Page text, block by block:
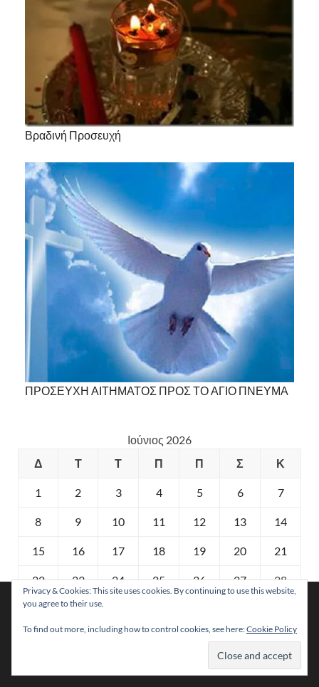
Βραδινή Προσευχή
ΠΡΟΣΕΥΧΗ ΑΙΤΗΜΑΤΟΣ ΠΡΟΣ ΤΟ ΑΓΙΟ ΠΝΕΥΜΑ
Ιούνιος 2026
Δ
Τ Τ Π Π Σ Κ
1 2 3 4 5 6 7
8 9 10 11 12 13 14
15 16 17 18 19 20 21
22 23 24 25 26 27 28
29 30
Χρησιμοποιούμε cookies για να σας προσφέρουμε τη
βέλτιστη εμπειρία πλοήγησης στον ιστότοπό μας.
Μπορείτε να μάθετε ποια cookies χρησιμοποιούμε ή να τα
απενεργοποιήσετε στιςρυθμίσεις
Privacy & Cookies: This site uses cookies. By continuing to use this website,
you agree to their use.
To find out more, including how to control cookies, see here:Cookie Policy